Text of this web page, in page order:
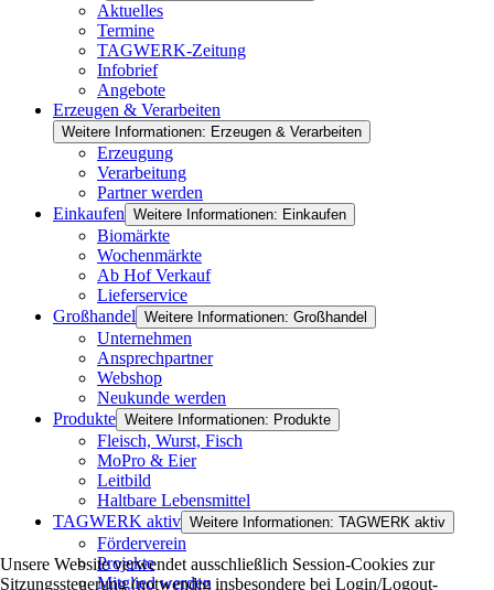
Aktuelles
Termine
TAGWERK-Zeitung
Infobrief
Angebote
Erzeugen & Verarbeiten
Weitere Informationen: Erzeugen & Verarbeiten
Erzeugung
Verarbeitung
Partner werden
Einkaufen Weitere Informationen: Einkaufen
Biomärkte
Wochenmärkte
Ab Hof Verkauf
Lieferservice
Großhandel Weitere Informationen: Großhandel
Unternehmen
Ansprechpartner
Webshop
Neukunde werden
Produkte Weitere Informationen: Produkte
Fleisch, Wurst, Fisch
MoPro & Eier
Leitbild
Haltbare Lebensmittel
TAGWERK aktiv Weitere Informationen: TAGWERK aktiv
Förderverein
Projekte
Mitglied werden
Unsere Website verwendet ausschließlich Session-Cookies zur
Sitzungssteuerung (notwendig insbesondere bei Login/Logout-